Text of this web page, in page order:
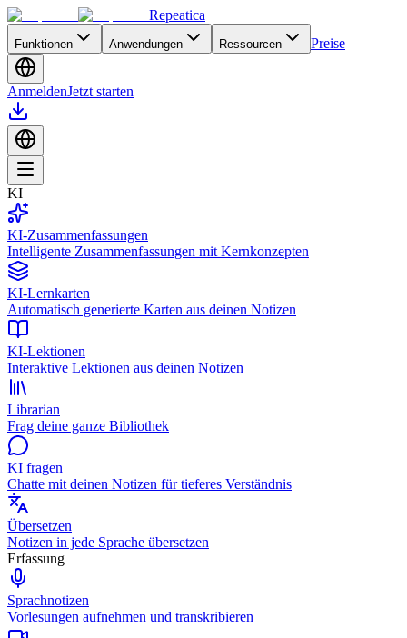
Repeatica
Funktionen Anwendungen Ressourcen Preise
AnmeldenJetzt starten
KI
KI-Zusammenfassungen
Intelligente Zusammenfassungen mit Kernkonzepten
KI-Lernkarten
Automatisch generierte Karten aus deinen Notizen
KI-Lektionen
Interaktive Lektionen aus deinen Notizen
Librarian
Frag deine ganze Bibliothek
KI fragen
Chatte mit deinen Notizen für tieferes Verständnis
Übersetzen
Notizen in jede Sprache übersetzen
Erfassung
Sprachnotizen
Vorlesungen aufnehmen und transkribieren